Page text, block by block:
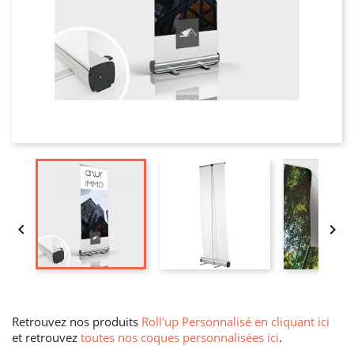
 
Retrouvez nos produits Roll'up Personnalisé en cliquant ici
et retrouvez toutes nos coques personnalisées ici.